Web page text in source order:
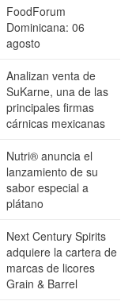
FoodForum
Dominicana: 06
agosto
Analizan venta de
SuKarne, una de las
principales firmas
cárnicas mexicanas
Nutri® anuncia el
lanzamiento de su
sabor especial a
plátano
Next Century Spirits
adquiere la cartera de
marcas de licores
Grain & Barrel